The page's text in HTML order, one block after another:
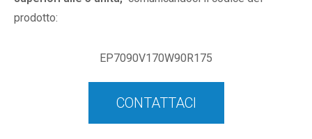
prodotto:
EP7090V170W90R175
CONTATTACI